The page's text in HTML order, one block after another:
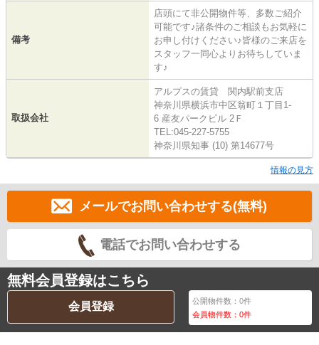
備考
店頭にて非公開物件等、多数ご紹介
可能です♪諸条件のご相談もお気軽に
お申し付けください♪皆様のご来店を
スタッフ一同心よりお待ちしていま
す♪
取扱会社
アルプスの賃貸 関内駅前支店
神奈川県横浜市中区翁町１丁目1-
6 産友パークビル 2Ｆ
TEL:045-227-5755
神奈川県知事 (10) 第14677号
情報の見方
メールでお問い合わせする(無料)
電話でお問い合わせする
無料会員登録はこちら
会員登録 公開物件数：0件
会員物件数：0件